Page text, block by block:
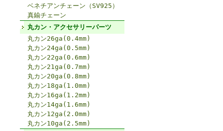
ベネチアンチェーン（SV925）
真鍮チェーン
丸カン・アクセサリーパーツ
丸カン26ga(0.4mm)
丸カン24ga(0.5mm)
丸カン22ga(0.6mm)
丸カン21ga(0.7mm)
丸カン20ga(0.8mm)
丸カン18ga(1.0mm)
丸カン16ga(1.2mm)
丸カン14ga(1.6mm)
丸カン12ga(2.0mm)
丸カン10ga(2.5mm)